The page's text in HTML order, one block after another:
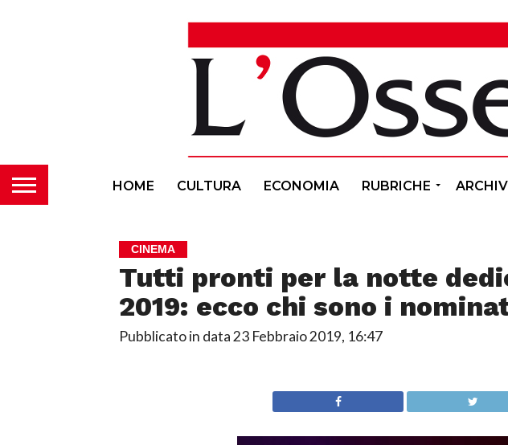
HOME CULTURA ECONOMIA RUBRICHE
CINEMA
Tutti pronti per la notte
2019: ecco chi sono i
Pubblicato in data23 Febbraio 2019, 16:47